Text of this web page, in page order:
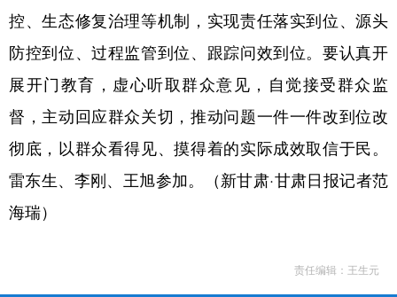
控、生态修复治理等机制，实现责任落实到位、源头
防控到位、过程监管到位、跟踪问效到位。要认真开
展开门教育，虚心听取群众意见，自觉接受群众监
督，主动回应群众关切，推动问题一件一件改到位改
彻底，以群众看得见、摸得着的实际成效取信于民。
雷东生、李刚、王旭参加。（新甘肃·甘肃日报记者范
海瑞）
责任编辑：王生元